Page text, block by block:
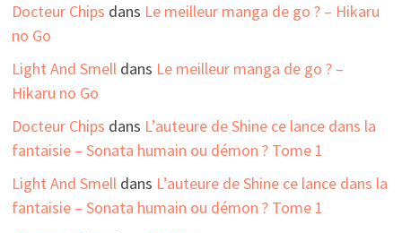
Docteur Chips dans Le meilleur manga de go ? – Hikaru
no Go
Light And Smelldans Le meilleur manga de go ? –
Hikaru no Go
Docteur Chips dans L’auteure de Shine ce lance dans la
fantaisie – Sonata humain ou démon ? Tome 1
Light And Smelldans L’auteure de Shine ce lance dans la
fantaisie – Sonata humain ou démon ? Tome 1